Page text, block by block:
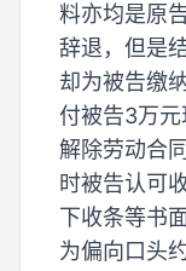
料亦均是原
辞退，但是
却为被告缴
付被告3万
解除劳动合
时被告认可
下收条等书
为偏向口头